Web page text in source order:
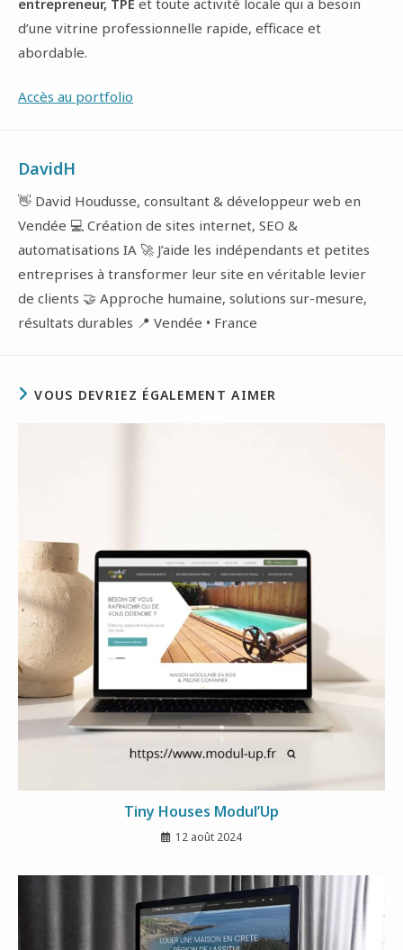
d’une vitrine professionnelle rapide, efficace et
abordable.
Accès au portfolio
DavidH
👋 David Houdusse, consultant & développeur web en
Vendée 💻 Création de sites internet, SEO &
automatisations IA 🚀 J’aide les indépendants et petites
entreprises à transformer leur site en véritable levier
de clients 🤝 Approche humaine, solutions sur-mesure,
résultats durables 📍 Vendée • France
VOUS DEVRIEZ ÉGALEMENT AIMER
Tiny Houses Modul’Up
12 août 2024